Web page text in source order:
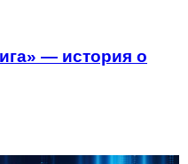
— история о